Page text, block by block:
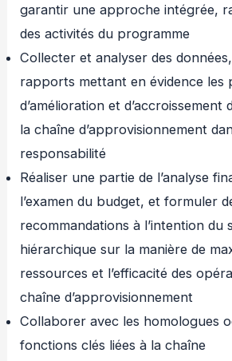
garantir une approche intégrée,
des activités du programme
Collecter et analyser des
rapports mettant en évidence les
d’amélioration et d’accroissement
la chaîne d’approvisionnement
responsabilité
Réaliser une partie de l’analyse
l’examen du budget, et formuler
recommandations à l’intention du
hiérarchique sur la manière de
ressources et l’efficacité des
chaîne d’approvisionnement
Collaborer avec les homologues
fonctions clés liées à la chaîne